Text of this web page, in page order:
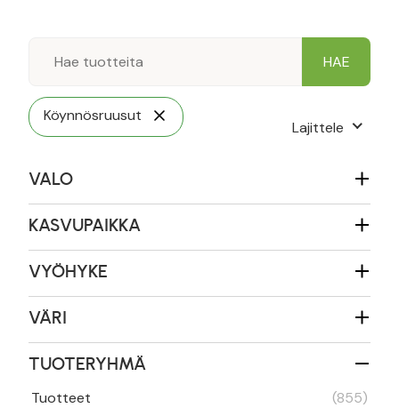
Köynnösruusut
Lajittele
VALO
KASVUPAIKKA
VYÖHYKE
VÄRI
TUOTERYHMÄ
Tuotteet
(855)